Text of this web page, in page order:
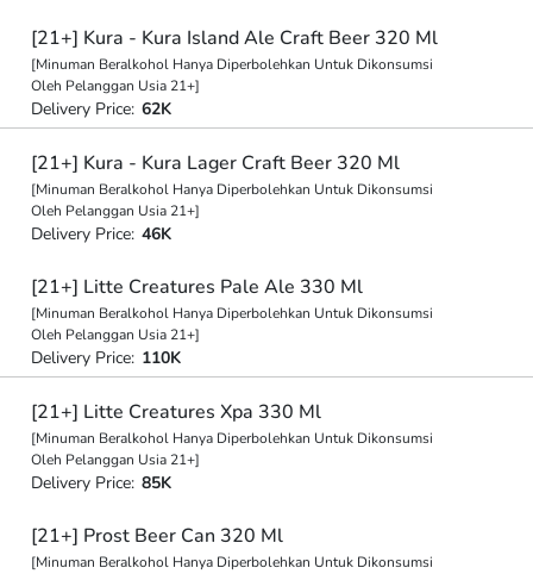
[21+] Kura - Kura Island Ale Craft Beer 320 Ml
[Minuman Beralkohol Hanya Diperbolehkan Untuk Dikonsumsi
Oleh Pelanggan Usia 21+]
Delivery Price: 62K
[21+] Kura - Kura Lager Craft Beer 320 Ml
[Minuman Beralkohol Hanya Diperbolehkan Untuk Dikonsumsi
Oleh Pelanggan Usia 21+]
Delivery Price: 46K
[21+] Litte Creatures Pale Ale 330 Ml
[Minuman Beralkohol Hanya Diperbolehkan Untuk Dikonsumsi
Oleh Pelanggan Usia 21+]
Delivery Price: 110K
[21+] Litte Creatures Xpa 330 Ml
[Minuman Beralkohol Hanya Diperbolehkan Untuk Dikonsumsi
Oleh Pelanggan Usia 21+]
Delivery Price: 85K
[21+] Prost Beer Can 320 Ml
[Minuman Beralkohol Hanya Diperbolehkan Untuk Dikonsumsi